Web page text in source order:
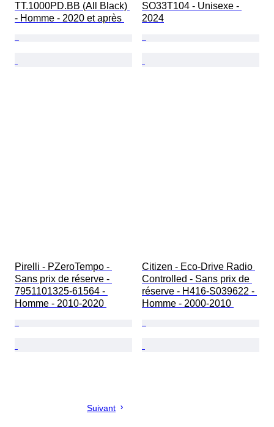
TT.1000PD.BB (All Black)
- Homme - 2020 et après
SO33T104 - Unisexe -
2024
Pirelli - PZeroTempo -
Sans prix de réserve -
7951101325-61564 -
Homme - 2010-2020
Citizen - Eco-Drive Radio
Controlled - Sans prix de
réserve - H416-S039622 -
Homme - 2000-2010
Suivant